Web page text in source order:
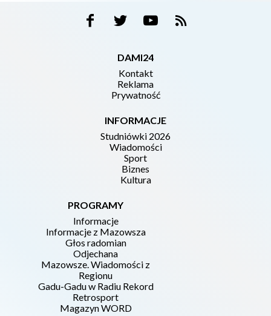
DAMI24
Kontakt
Reklama
Prywatność
INFORMACJE
Studniówki 2026
Wiadomości
Sport
Biznes
Kultura
PROGRAMY
Informacje
Informacje z Mazowsza
Głos radomian
Odjechana
Mazowsze. Wiadomości z
Regionu
Gadu-Gadu w Radiu Rekord
Retrosport
Magazyn WORD